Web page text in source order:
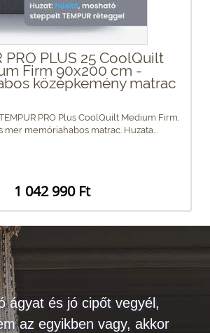
PRO PLUS 25 CoolQuilt
Firm 90x200 cm -
középkemény matrac
PRO Plus CoolQuilt Medium Firm,
mer memóriahabos matrac. Huzata...
1 042 990 Ft
ágyat és jó cipőt vegyél,
az egyikben vagy, akkor